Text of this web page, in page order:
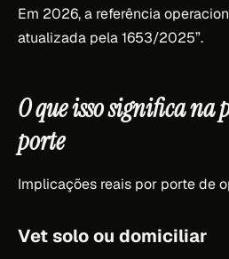
Em 2026, a referência
atualizada pela 1653/2025”.
O que isso significa
porte
Implicações reais por porte de
Vet solo ou domiciliar